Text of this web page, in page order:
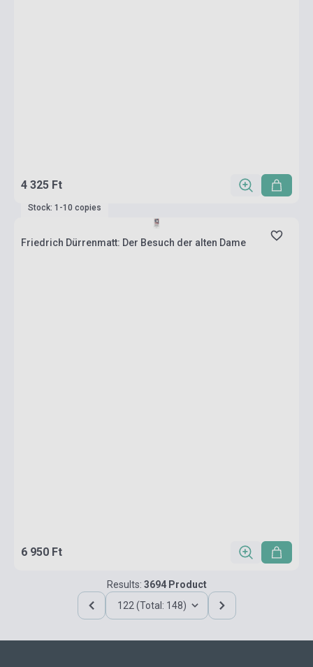
4 325 Ft
Stock: 1-10 copies
Friedrich Dürrenmatt: Der Besuch der alten Dame
6 950 Ft
Results: 3694 Product
122 (Total: 148)